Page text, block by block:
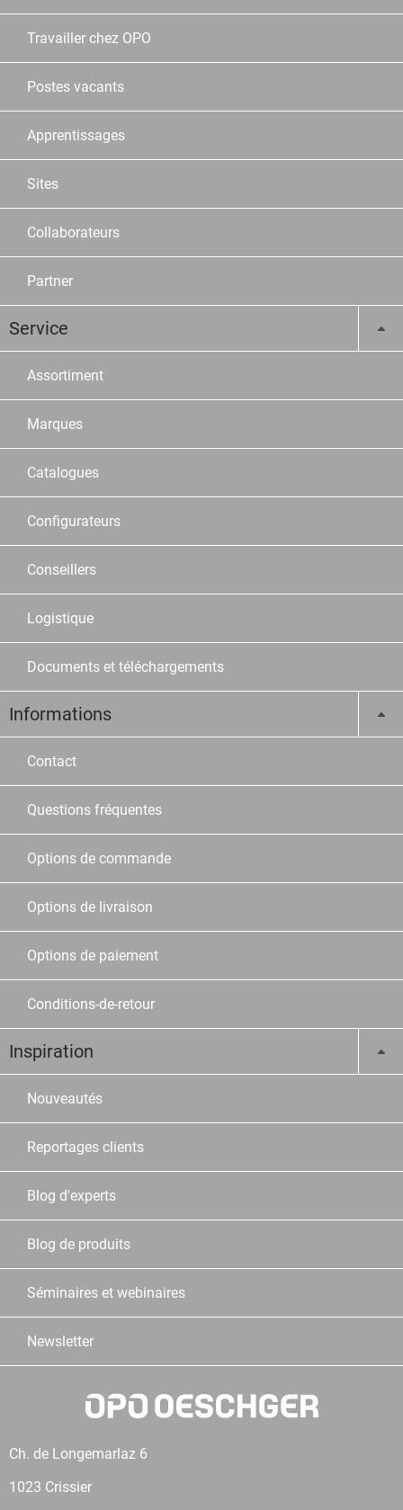
Travailler chez OPO
Postes vacants
Apprentissages
Sites
Collaborateurs
Partner
Service
Assortiment
Marques
Catalogues
Configurateurs
Conseillers
Logistique
Documents et téléchargements
Informations
Contact
Questions fréquentes
Options de commande
Options de livraison
Options de paiement
Conditions-de-retour
Inspiration
Nouveautés
Reportages clients
Blog d'experts
Blog de produits
Séminaires et webinaires
Newsletter
Ch. de Longemarlaz 6
1023 Crissier